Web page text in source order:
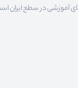
آموزشی در سطح ایران